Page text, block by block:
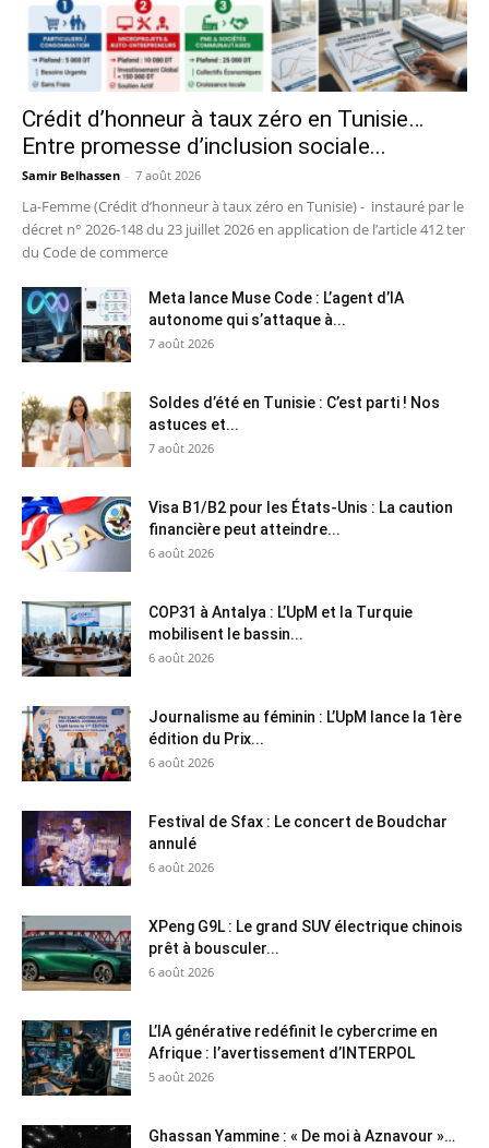
Crédit d’honneur à taux zéro en Tunisie…
Entre promesse d’inclusion sociale...
Samir Belhassen - 7 août 2026
La-Femme (Crédit d’honneur à taux zéro en Tunisie) - instauré par le
décret n° 2026-148 du 23 juillet 2026 en application de l’article 412 ter
du Code de commerce
Meta lance Muse Code : L’agent d’IA
autonome qui s’attaque à...
7 août 2026
Soldes d’été en Tunisie : C’est parti ! Nos
astuces et...
7 août 2026
Visa B1/B2 pour les États-Unis : La caution
financière peut atteindre...
6 août 2026
COP31 à Antalya : L’UpM et la Turquie
mobilisent le bassin...
6 août 2026
Journalisme au féminin : L’UpM lance la 1ère
édition du Prix...
6 août 2026
Festival de Sfax : Le concert de Boudchar
annulé
6 août 2026
XPeng G9L : Le grand SUV électrique chinois
prêt à bousculer...
6 août 2026
L’IA générative redéfinit le cybercrime en
Afrique : l’avertissement d’INTERPOL
5 août 2026
Ghassan Yammine : « De moi à Aznavour »…